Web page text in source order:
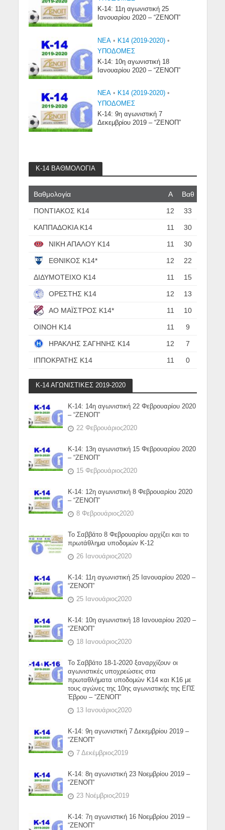
Κ-14: 11η αγωνιστική 25
Ιανουαρίου 2020 – “ΖΕΝΟΠ”
NEA • Κ14 (2019-2020) •
ΥΠΟΔΟΜΈΣ
Κ-14: 10η αγωνιστική 18
Ιανουαρίου 2020 – “ΖΕΝΟΠ”
NEA • Κ14 (2019-2020) •
ΥΠΟΔΟΜΈΣ
Κ-14: 9η αγωνιστική 7
Δεκεμβρίου 2019 – “ΖΕΝΟΠ”
Κ-14 ΒΑΘΜΟΛΟΓΙΑ
Βαθμολογία Α Βαθ
ΠΟΝΤΙΑΚΟΣ Κ14 12 33
ΚΑΠΠΑΔΟΚΙΑ Κ14 11 30
ΝΙΚΗ ΑΠΑΛΟΥ Κ14 11 30
ΕΘΝΙΚΟΣ Κ14* 12 22
ΔΙΔΥΜΟΤΕΙΧΟ Κ14 11 15
ΟΡΕΣΤΗΣ Κ14 12 13
ΑΟ ΜΑΪΣΤΡΟΣ Κ14* 11 10
ΟΙΝΟΗ Κ14 11 9
ΗΡΑΚΛΗΣ ΣΑΓΗΝΗΣ Κ14 12 7
ΙΠΠΟΚΡΑΤΗΣ Κ14 11 0
Κ-14 ΑΓΩΝΙΣΤΙΚΕΣ 2019-2020
Κ-14: 14η αγωνιστική 22 Φεβρουαρίου 2020
– “ΖΕΝΟΠ”
22 Φεβρουάριος2020
Κ-14: 13η αγωνιστική 15 Φεβρουαρίου 2020
– “ΖΕΝΟΠ”
15 Φεβρουάριος2020
Κ-14: 12η αγωνιστική 8 Φεβρουαρίου 2020
– “ΖΕΝΟΠ”
8 Φεβρουάριος2020
Το Σαββάτο 8 Φεβρουαρίου αρχίζει και το
πρωτάθλημα υποδομών Κ-12
26 Ιανουάριος2020
Κ-14: 11η αγωνιστική 25 Ιανουαρίου 2020 –
“ΖΕΝΟΠ”
25 Ιανουάριος2020
Κ-14: 10η αγωνιστική 18 Ιανουαρίου 2020 –
“ΖΕΝΟΠ”
18 Ιανουάριος2020
Το Σαββάτο 18-1-2020 ξαναρχίζουν οι
αγωνιστικές υποχρεώσεις στα
πρωταθλήματα υποδομών Κ14 και Κ16 με
τους αγώνες της 10ης αγωνιστικής της ΕΠΣ
Έβρου – “ΖΕΝΟΠ”
13 Ιανουάριος2020
Κ-14: 9η αγωνιστική 7 Δεκεμβρίου 2019 –
“ΖΕΝΟΠ”
7 Δεκέμβριος2019
Κ-14: 8η αγωνιστική 23 Νοεμβρίου 2019 –
“ΖΕΝΟΠ”
23 Νοέμβριος2019
Κ-14: 7η αγωνιστική 16 Νοεμβρίου 2019 –
“ΖΕΝΟΠ”